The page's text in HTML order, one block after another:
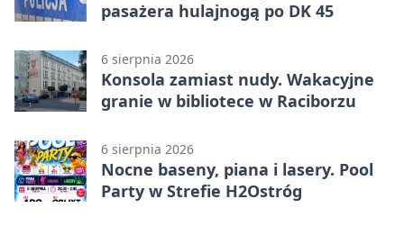
pasażera hulajnogą po DK 45
6 sierpnia 2026
Konsola zamiast nudy. Wakacyjne
granie w bibliotece w Raciborzu
6 sierpnia 2026
Nocne baseny, piana i lasery. Pool
Party w Strefie H2Ostróg